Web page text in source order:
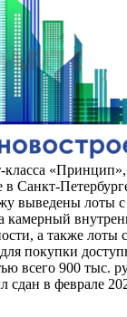
класса
в Санкт-
выведены лоты
камерный
а также лоты
покупки
всего 900 тыс.
в феврале